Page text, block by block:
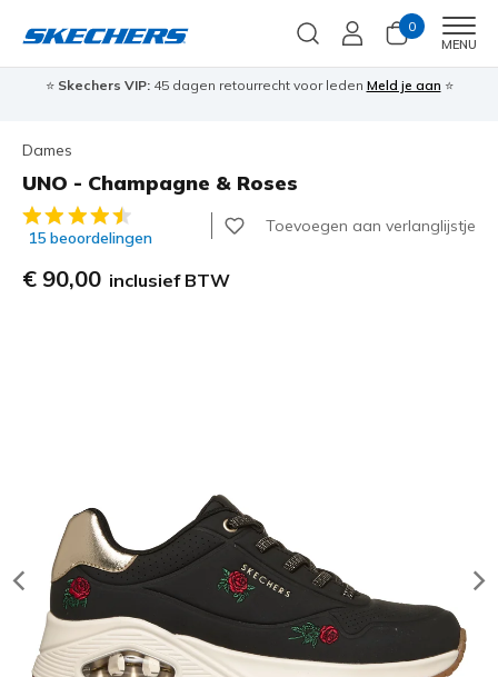
0
MENU
⭐ Skechers VIP:45 dagen retourrecht voor leden Meld je aan ⭐
Dames
UNO - Champagne & Roses
3,6 van de 5 klantbeoordelingen
15 beoordelingen
Toevoegen aan verlanglijstje
€ 90,00 inclusief BTW